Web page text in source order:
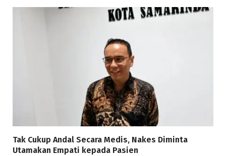
Tak Cukup Andal Secara Medis, Nakes Diminta
Utamakan Empati kepada Pasien